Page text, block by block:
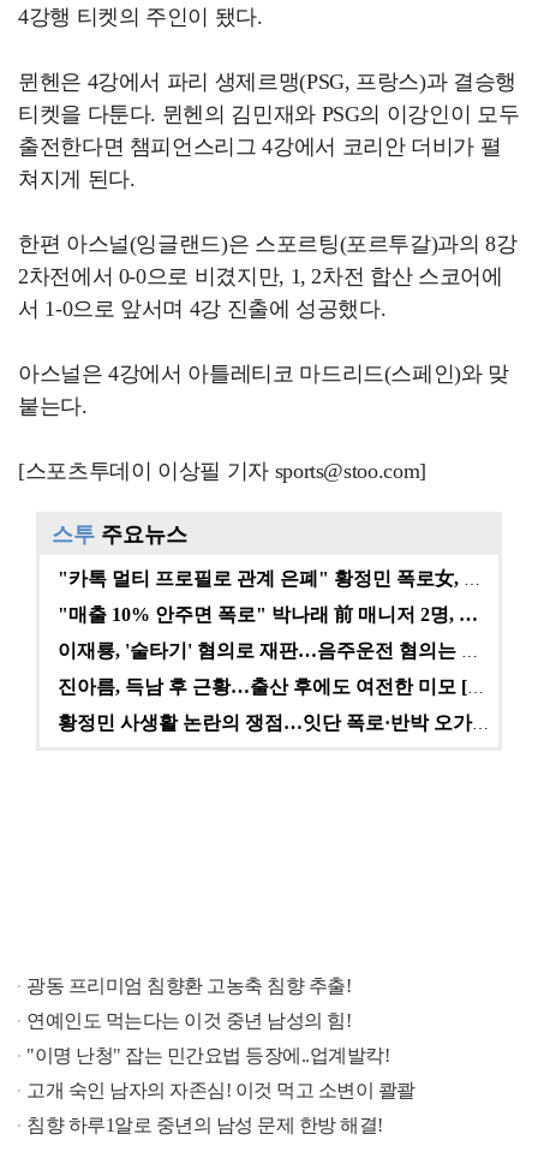
4강행 티켓의 주인이 됐다.
뮌헨은 4강에서 파리 생제르맹(PSG, 프랑스)과 결승행
티켓을 다툰다. 뮌헨의 김민재와 PSG의 이강인이 모두
출전한다면 챔피언스리그 4강에서 코리안 더비가 펼
쳐지게 된다.
한편 아스널(잉글랜드)은 스포르팅(포르투갈)과의 8강
2차전에서 0-0으로 비겼지만, 1, 2차전 합산 스코어에
서 1-0으로 앞서며 4강 진출에 성공했다.
아스널은 4강에서 아틀레티코 마드리드(스페인)와 맞
붙는다.
[스포츠투데이 이상필 기자 sports@stoo.com]
스투 주요뉴스
"카톡 멀티 프로필로 관계 은폐" 황정민 폭로女, 문자…
"매출 10% 안주면 폭로" 박나래 前 매니저 2명, …
이재룡, '술타기' 혐의로 재판…음주운전 혐의는 미적용…
진아름, 득남 후 근황…출산 후에도 여전한 미모 [스타…
황정민 사생활 논란의 쟁점…잇단 폭로·반박 오가는 소모…